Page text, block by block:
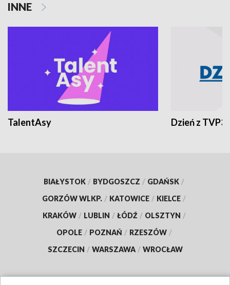
INNE
TalentAsy Dzień z TVP3
BIAŁYSTOK / BYDGOSZCZ / GDAŃSK /
GORZÓW WLKP. / KATOWICE / KIELCE /
KRAKÓW / LUBLIN / ŁÓDŹ / OLSZTYN /
OPOLE / POZNAŃ / RZESZÓW /
SZCZECIN / WARSZAWA / WROCŁAW